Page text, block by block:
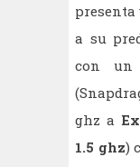
presenta
a su
con un
ghz a
1.5 ghz)